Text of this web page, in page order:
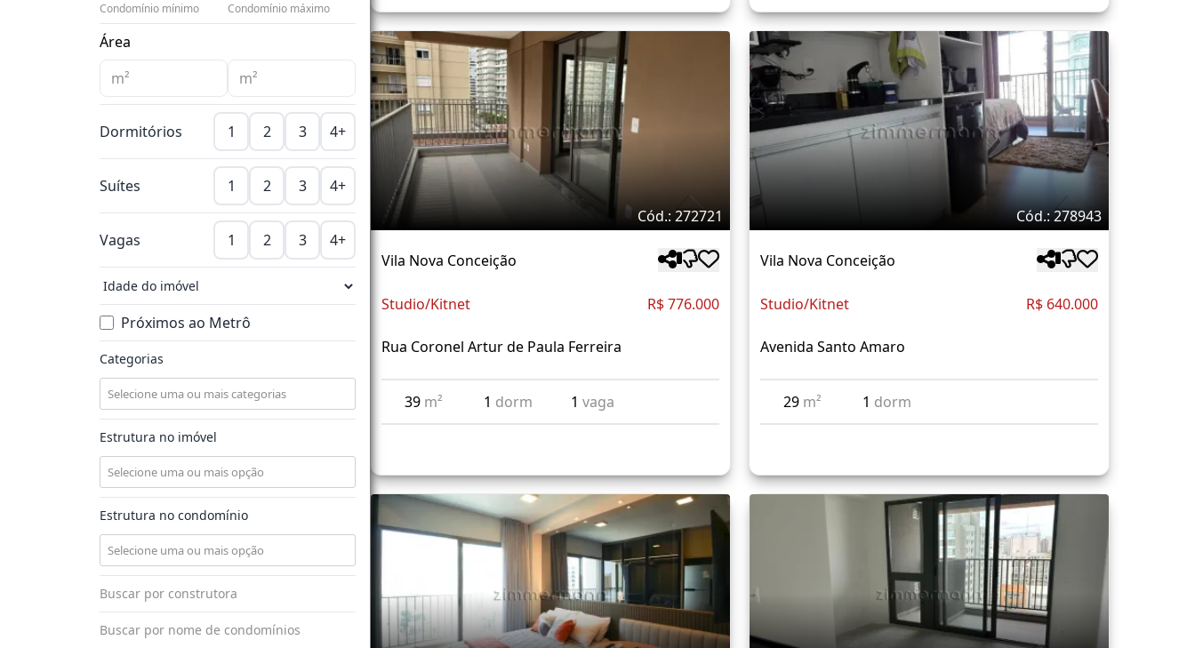
Condomínio mínimo Condomínio máximo
Área
Dormitórios 1 2 3 4+
Suítes 1 2 3 4+
Vagas 1 2 3 4+
Próximos ao Metrô
Categorias
Estrutura no imóvel
Estrutura no condomínio
Cód.: 272721
Vila Nova Conceição
Studio/Kitnet R$ 776.000
Rua Coronel Artur de Paula Ferreira
39 m² 1 dorm 1 vaga
Cód.: 278943
Vila Nova Conceição
Studio/Kitnet R$ 640.000
Avenida Santo Amaro
29 m² 1 dorm